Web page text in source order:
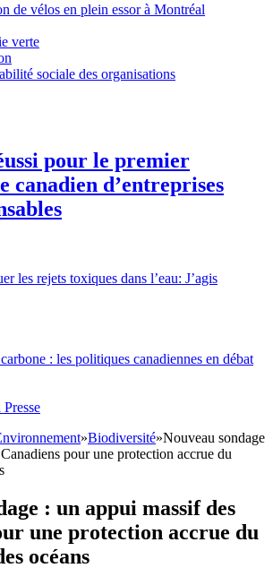
de vélos en plein essor à Montréal
verte
sociale des organisations
pour le premier
canadien d’entreprises
les rejets toxiques dans l’eau: J’agis
: les politiques canadiennes en débat
»Biodiversité»Nouveau sondage
pour une protection accrue du
: un appui massif des
une protection accrue du
océans